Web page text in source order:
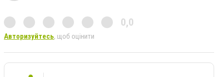
0,0
Авторизуйтесь, щоб оцінити